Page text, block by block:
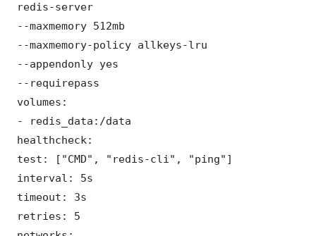
redis-server
--maxmemory 512mb
--maxmemory-policy allkeys-lru
--appendonly yes
--requirepass
volumes:
- redis_data:/data
healthcheck:
test: ["CMD", "redis-cli", "ping"]
interval: 5s
timeout: 3s
retries: 5